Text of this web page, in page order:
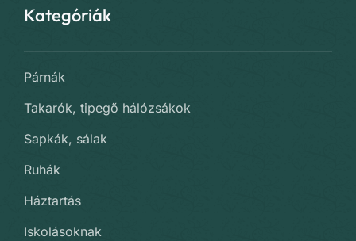
Kategóriák
Párnák
Takarók, tipegő hálózsákok
Sapkák, sálak
Ruhák
Háztartás
Iskolásoknak